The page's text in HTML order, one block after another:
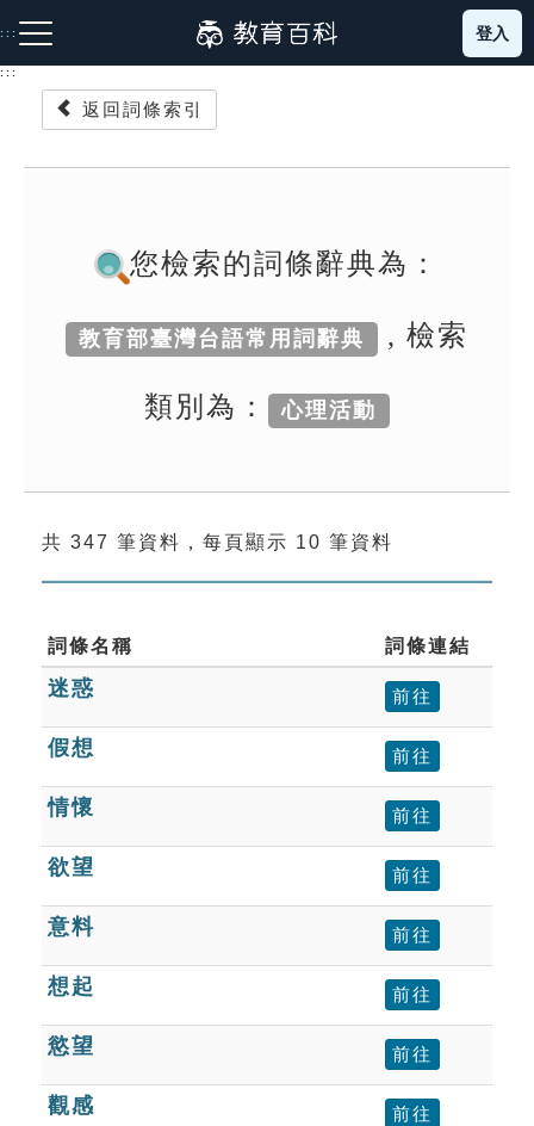
到
主
:::
成語故事
索引選單
單字索引
生命大百科索引
遊戲專區
教學應用
貓頭鷹博士
登入
:::
返回詞條索引
您檢索的詞條辭典為：
教育部臺灣台語常用詞辭典 , 檢索
類別為： 心理活動
共 347 筆資料，每頁顯示 10 筆資料
詞條名稱 詞條連結
迷惑 前往
假想 前往
情懷 前往
欲望 前往
意料 前往
想起 前往
慾望 前往
觀感 前往